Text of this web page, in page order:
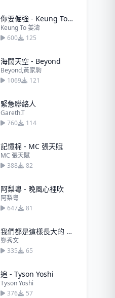
你要倔強 - Keung To 姜濤
Keung To 姜濤
600
125
海闊天空 - Beyond
Beyond,黃家駒
1069
121
緊急聯絡人
Gareth.T
760
114
記憶棉 - MC 張天賦
MC 張天賦
388
82
阿梨粵 - 晚風心裡吹
阿梨粵
647
81
我們都是這樣長大的 - 鄭秀文
鄭秀文
335
65
追 - Tyson Yoshi
Tyson Yoshi
376
57